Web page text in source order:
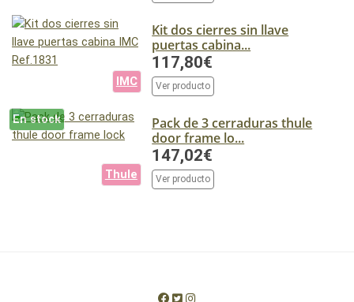
IMC
Kit dos cierres sin llave
puertas cabina...
117,80€
Ver producto
En stock
Thule
Pack de 3 cerraduras thule
door frame lo...
147,02€
Ver producto